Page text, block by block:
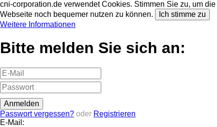
cni-corporation.de verwendet Cookies. Stimmen Sie zu, um die
Webseite noch bequemer nutzen zu können.
Ich stimme zu
Weitere Informationen
Bitte melden Sie sich an:
Passwort vergessen? oder Registrieren
E-Mail: